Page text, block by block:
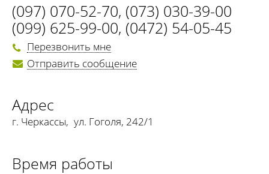
(097) 070-52-70, (073) 030-39-00
(099) 625-99-00, (0472) 54-05-45
Перезвонить мне
Отправить сообщение
Адрес
г. Черкассы, ул. Гоголя, 242/1
Время работы